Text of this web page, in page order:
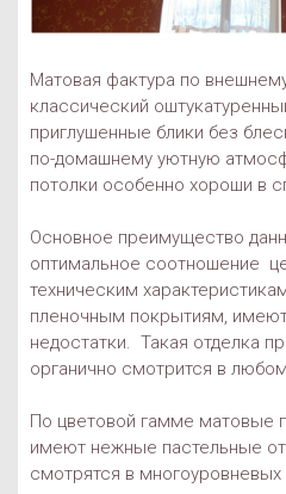
Матовая фактура по
классический
приглушенные блики без
по-домашнему уютную
потолки особенно хороши в
Основное преимущество
оптимальное соотношение
техническим
пленочным покрытиям,
недостатки. Такая отделка
органично смотрится в
По цветовой гамме матовые
имеют нежные пастельные
смотрятся в